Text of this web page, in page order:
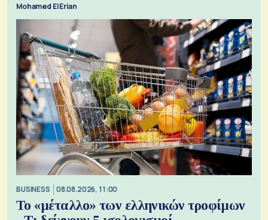
Mohamed El Erian
BUSINESS 08.08.2026, 11:00
Το «μέταλλο» των ελληνικών τροφίμων